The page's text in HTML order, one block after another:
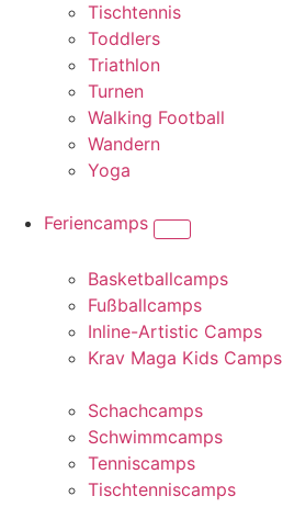
Tischtennis
Toddlers
Triathlon
Turnen
Walking Football
Wandern
Yoga
Feriencamps
Basketballcamps
Fußballcamps
Inline-Artistic Camps
Krav Maga Kids Camps
Schachcamps
Schwimmcamps
Tenniscamps
Tischtenniscamps